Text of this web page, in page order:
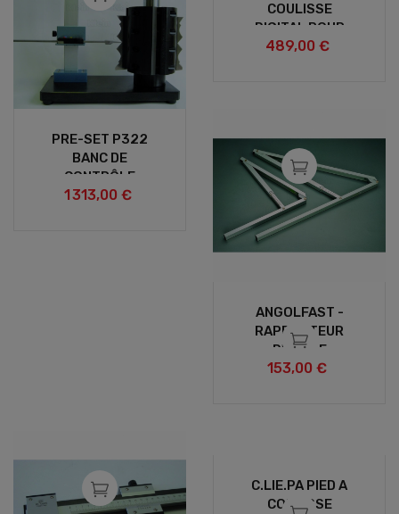
PRE-SET P322
BANC DE
CONTRÔLE
1 313,00 €
COULISSE
DIGITAL POUR
MESURES DES
489,00 €
ANGOLFAST -
RAPPORTEUR
D'ANGLE
153,00 €
C.LIE.PA PIED A
COULISSE